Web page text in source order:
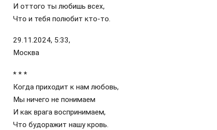
И оттого ты любишь всех,
Что и тебя полюбит кто-то.
29.11.2024, 5:33,
Москва
* * *
Когда приходит к нам любовь,
Мы ничего не понимаем
И как врага воспринимаем,
Что будоражит нашу кровь.